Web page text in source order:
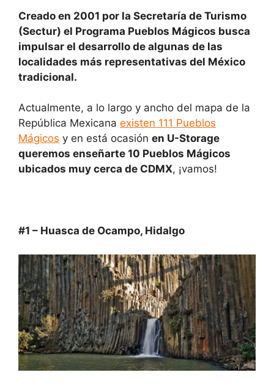
at
s
A
p
p
c
e
b
o
o
k
k
e
dI
m
p
ar
Creado en 2001 por la Secretaría de Turismo
(Sectur) el Programa Pueblos Mágicos busca
impulsar el desarrollo de algunas de las
localidades más representativas del México
tradicional.
Actualmente, a lo largo y ancho del mapa de la
República Mexicana existen 111 Pueblos
Mágicos y en está ocasión en U-Storage
queremos enseñarte 10 Pueblos Mágicos
ubicados muy cerca de CDMX, ¡vamos!
#1 – Huasca de Ocampo, Hidalgo